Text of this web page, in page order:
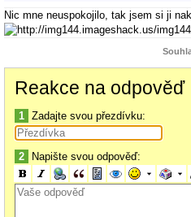
Nic mne neuspokojilo, tak jsem si ji
Reakce na odpověď
1 Zadajte svou přezdívku:
2 Napište svou odpověď: